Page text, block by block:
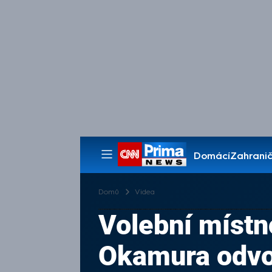
Domácí
Pořady
Domů Videa
Volební
Okamura